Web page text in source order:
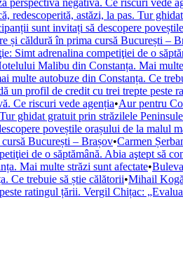
perspectiva negativă. Ce riscuri vede
redescoperită, astăzi, la pas. Tur
sunt invitați să descopere
și căldură în prima cursă București –
Simt adrenalina competiţiei de o
Malibu din Constanța. Mai
multe autobuze din Constanța. Ce
un profil de credit cu trei trepte
Ce riscuri vede agenția•Aur pentru
ghidat gratuit prin străzilele
poveștile orașului de la malul
București – Brașov•Carmen
de o săptămână. Abia aştept să
Mai multe străzi sunt afectate•
Ce trebuie să știe călătorii•Mihail
ratingul țării. Vergil Chițac: